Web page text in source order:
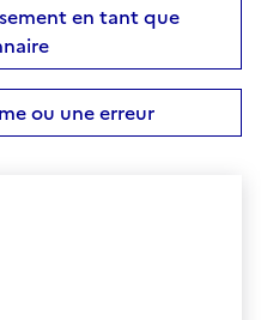
en tant que
ou une erreur